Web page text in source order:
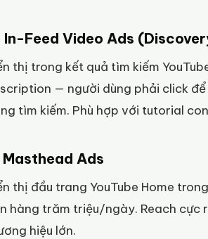
In-Feed Video Ads
thị trong kết quả tìm kiếm
— người dùng phải click
tìm kiếm. Phù hợp với tutorial
Masthead Ads
thị đầu trang YouTube Home
hàng trăm triệu/ngày. Reach cực
hiệu lớn.